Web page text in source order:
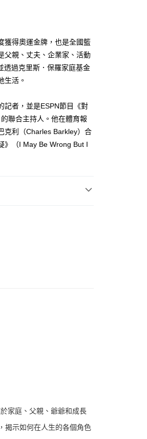
費
獲得奧運金牌，也是全國籃
父親、丈夫、企業家、活動
透過克里斯．保羅家庭基金
生活。
記者，並是ESPN節目《對
聯合主持人。他在體育報
克利（Charles Barkley）合
》（I May Be Wrong But I
家庭、父親、爺爺和成長
揭示如何在人生的各個角色